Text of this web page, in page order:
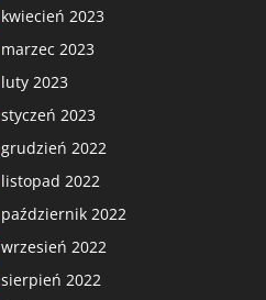
kwiecień 2023
marzec 2023
luty 2023
styczeń 2023
grudzień 2022
listopad 2022
październik 2022
wrzesień 2022
sierpień 2022